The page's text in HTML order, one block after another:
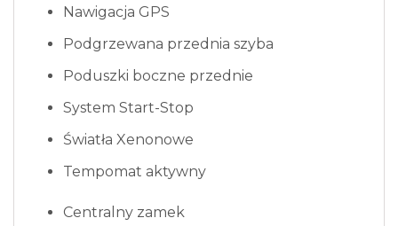
Nawigacja GPS
Podgrzewana przednia szyba
Poduszki boczne przednie
System Start-Stop
Światła Xenonowe
Tempomat aktywny
Centralny zamek